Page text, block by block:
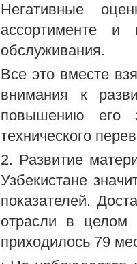
Негативные
ассортименте
обслуживания.
Все это вместе
внимания к
повышению его
технического
2. Развитие
Узбекистане
показателей.
отрасли в
приходилось 79